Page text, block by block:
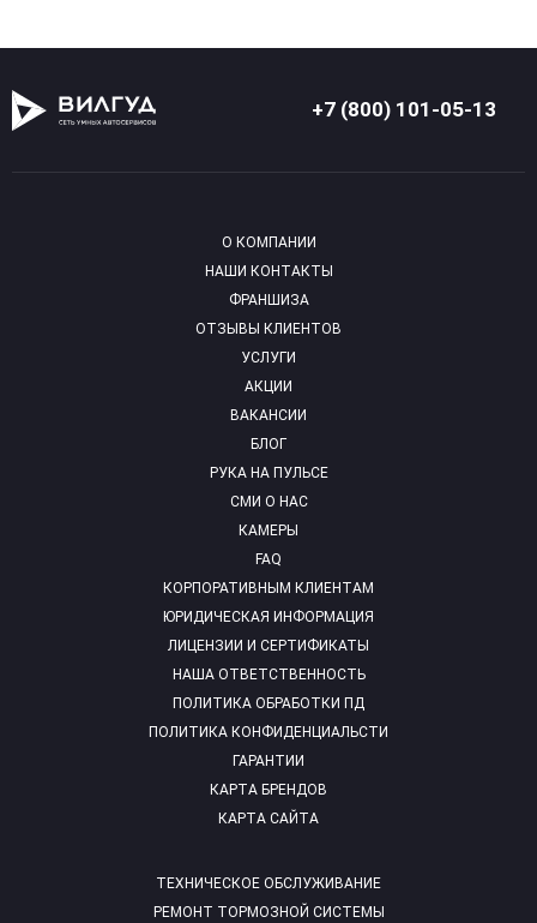
+7 (800) 101-05-13
О КОМПАНИИ
НАШИ КОНТАКТЫ
ФРАНШИЗА
ОТЗЫВЫ КЛИЕНТОВ
УСЛУГИ
АКЦИИ
ВАКАНСИИ
БЛОГ
РУКА НА ПУЛЬСЕ
СМИ О НАС
КАМЕРЫ
FAQ
ТЕХНИЧЕСКОЕ ОБСЛУЖИВАНИЕ
РЕМОНТ ТОРМОЗНОЙ СИСТЕМЫ
КОРПОРАТИВНЫМ КЛИЕНТАМ
ЮРИДИЧЕСКАЯ ИНФОРМАЦИЯ
ЛИЦЕНЗИИ И СЕРТИФИКАТЫ
НАША ОТВЕТСТВЕННОСТЬ
ПОЛИТИКА ОБРАБОТКИ ПД
ПОЛИТИКА КОНФИДЕНЦИАЛЬСТИ
ГАРАНТИИ
КАРТА БРЕНДОВ
КАРТА САЙТА